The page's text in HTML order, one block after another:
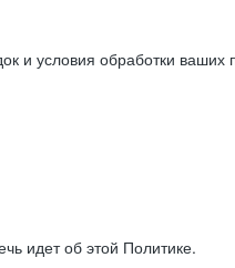
и условия обработки
идет об этой Политике.